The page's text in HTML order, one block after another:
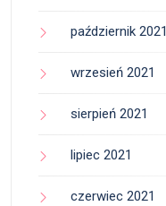
październik 2021
wrzesień 2021
sierpień 2021
lipiec 2021
czerwiec 2021